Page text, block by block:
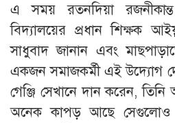
এ সময় রতনদিয়া
বিদ্যালয়ের প্রধান শিক্ষক
সাধুবাদ জানান এবং
একজন সমাজকর্মী এই উদ্যোগ
গেঞ্জি সেখানে দান করেন,
অনেক কাপড় আছে সেগুলোও